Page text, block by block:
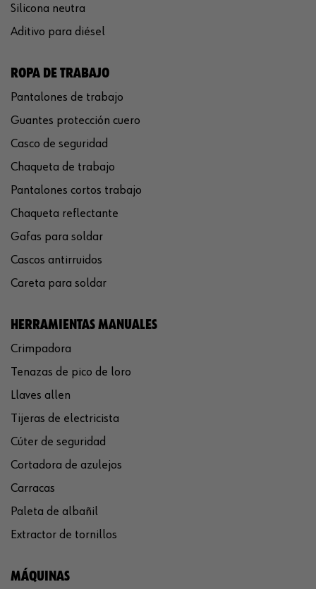
Silicona neutra
Aditivo para diésel
ROPA DE TRABAJO
Pantalones de trabajo
Guantes protección cuero
Casco de seguridad
Chaqueta de trabajo
Pantalones cortos trabajo
Chaqueta reflectante
Gafas para soldar
Cascos antirruidos
Careta para soldar
HERRAMIENTAS MANUALES
Crimpadora
Tenazas de pico de loro
Llaves allen
Tijeras de electricista
Cúter de seguridad
Cortadora de azulejos
Carracas
Paleta de albañil
Extractor de tornillos
MÁQUINAS